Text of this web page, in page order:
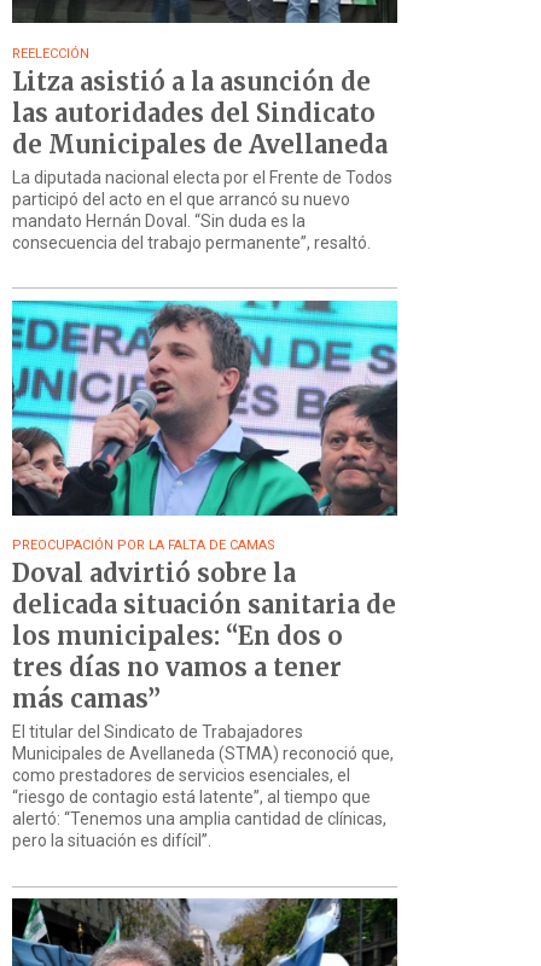
REELECCIÓN
Litza asistió a la asunción de
las autoridades del Sindicato
de Municipales de Avellaneda
La diputada nacional electa por el Frente de Todos
participó del acto en el que arrancó su nuevo
mandato Hernán Doval. “Sin duda es la
consecuencia del trabajo permanente”, resaltó.
PREOCUPACIÓN POR LA FALTA DE CAMAS
Doval advirtió sobre la
delicada situación sanitaria de
los municipales: “En dos o
tres días no vamos a tener
más camas”
El titular del Sindicato de Trabajadores
Municipales de Avellaneda (STMA) reconoció que,
como prestadores de servicios esenciales, el
“riesgo de contagio está latente”, al tiempo que
alertó: “Tenemos una amplia cantidad de clínicas,
pero la situación es difícil”.